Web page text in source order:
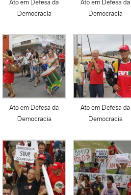
Ato em Defesa da
Democracia
Ato em Defesa da
Democracia
Ato em Defesa da
Democracia
Ato em Defesa da
Democracia